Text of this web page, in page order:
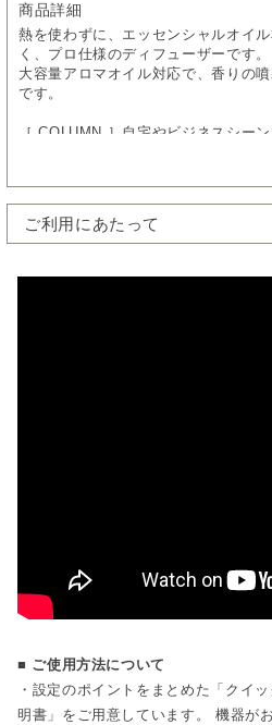
商品詳細
熱を使わずに、エッセンシャルオイ
く、プロ仕様のディフューザーです。
大容量アロマオイル対応で、香りの
です。
［ COLUMN ］自宅やビジネスシー
・オイルをそのまま装着でき補充の
す。こまめなオイル補充が必要なく
ご利用にあたって
■ ご使用方法について
・設定のポイントをまとめた「クイ
明書」をご用意しています。 機器が